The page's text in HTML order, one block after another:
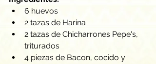
6 huevos
2 tazas de Harina
2 tazas de Chicharrones Pepe's,
triturados
4 piezas de Bacon, cocido y